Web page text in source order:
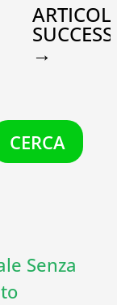
→
CERCA
Senza